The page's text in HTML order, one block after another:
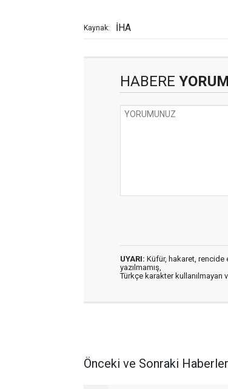
Kaynak: İHA
HABERE
UYARI: Küfür, hakaret, rencide
yazılmamış,
Türkçe karakter kullanılmayan
Önceki ve Sonraki Haberler